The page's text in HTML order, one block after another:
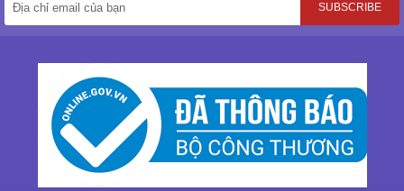
SUBSCRIBE